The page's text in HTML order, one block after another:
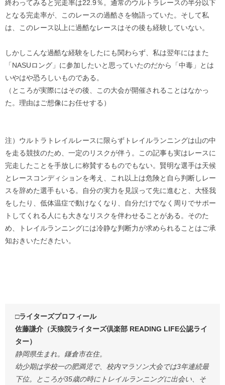
終わってみると完走率は22.9％。通常のウルトラレースの半分以下
となる完走率が、このレースの過酷さを物語っていた。そして私
は、このレース以上に過酷なレースはその後も経験していない。
しかしこんな過酷な経験をしたにも関わらず、私は翌年にはまた
「NASUロング」に参加したいと思っていたのだから「中毒」とは
いやはや恐ろしいものである。
（ところが実際にはその後、この大会が開催されることはなかっ
た。理由はご想像にお任せする）
注）ウルトラトレイルレースに限らずトレイルランニングは山の中
を走る競技のため、一定のリスクが伴う。この記事も実はレースに
完走したことを手放しに称賛するものでもない。賢明な選手は天候
とレースコンディションを考え、これ以上は危険と自ら判断しレー
スを辞めた選手もいる。自分の実力を見誤って先に進むと、大怪我
をしたり、低体温症で動けなくなり、自分だけでなく周りでサポー
トしてくれる人にも大きなリスクを伴わせることがある。そのた
め、トレイルランニングには冷静な判断力が求められることはご承
知おきいただきたい。
□ライターズプロフィール
佐藤謙介（天狼院ライターズ倶楽部 READING LIFE公認ライ
ター）
静岡県生まれ。鎌倉市在住。
幼少期は学校一の肥満児で、校内マラソン大会では3年連続最
下位。ところが35歳の時にトレイルランニングに出会い、そ